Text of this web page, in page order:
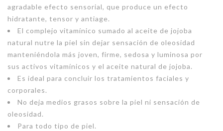
agradable efecto sensorial, que produce un efecto
hidratante, tensor y antiage.
El complejo vitamínico sumado al aceite de jojoba
natural nutre la piel sin dejar sensación de oleosidad
manteniéndola más joven, firme, sedosa y luminosa por
sus activos vitamínicos y el aceite natural de jojoba.
Es ideal para concluir los tratamientos faciales y
corporales.
No deja medios grasos sobre la piel ni sensación de
oleosidad.
Para todo tipo de piel.